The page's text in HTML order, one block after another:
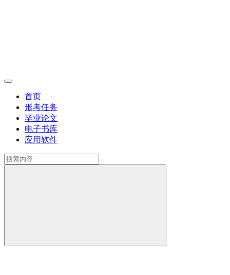
首页
形考任务
毕业论文
电子书库
应用软件